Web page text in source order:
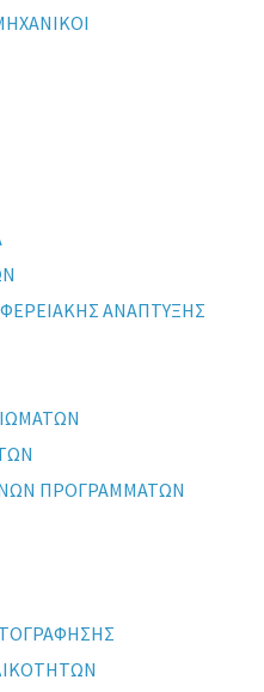
ΑΝΑΠΤΥΞΗΣ
ΠΡΟΓΡΑΜΜΑΤΩΝ